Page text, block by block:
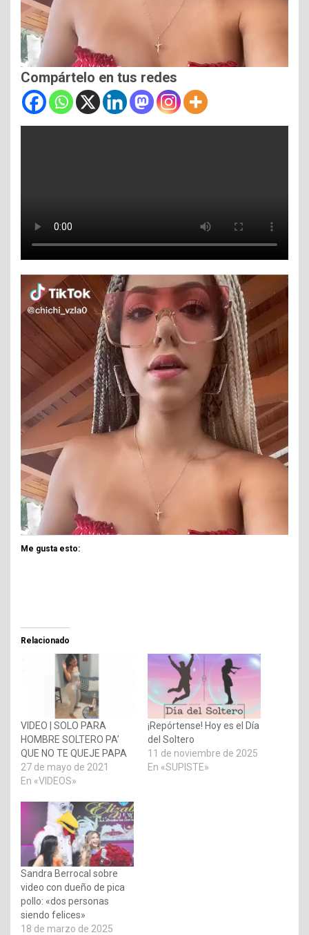
Compártelo en tus redes
Me gusta esto:
Relacionado
VIDEO | SOLO PARA
HOMBRE SOLTERO PA’
QUE NO TE QUEJE PAPA
27 de mayo de 2021
En «VIDEOS»
¡Repórtense! Hoy es el Día
del Soltero
11 de noviembre de 2025
En «SUPISTE»
Sandra Berrocal sobre
video con dueño de pica
pollo: «dos personas
siendo felices»
18 de marzo de 2025